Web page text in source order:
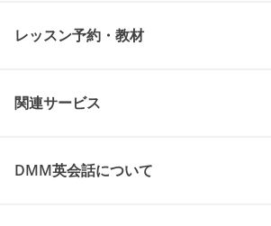
レッスン予約・教材
関連サービス
DMM英会話について